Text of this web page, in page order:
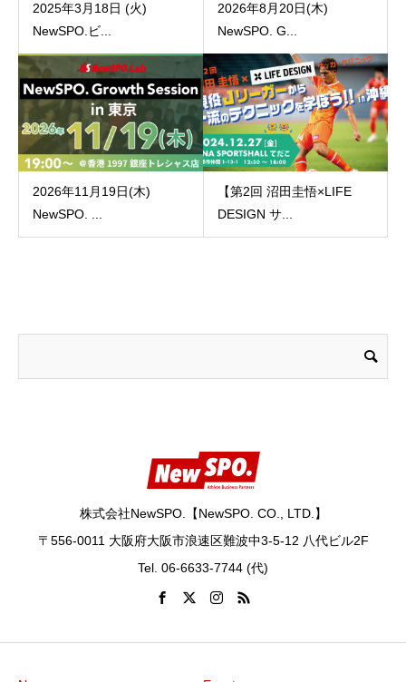
2025年3月18日 (火)
NewSPO.ビ...
2026年8月20日(木)
NewSPO. G...
2026年11月19日(木)
NewSPO. ...
【第2回 沼田圭悟×LIFE
DESIGN サ...
株式会社NewSPO.【NewSPO. CO., LTD.】
〒556-0011 大阪府大阪市浪速区難波中3-5-12 八代ビル2F
Tel. 06-6633-7744 (代)